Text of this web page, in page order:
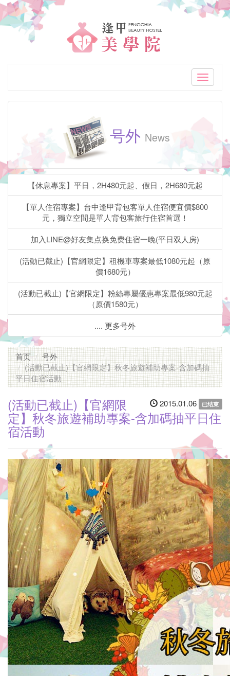
「逢
甲
院
高
CP
值
精
住
宿
主
题
套
房」
步
行
5-
10
分
即
达
最
热
闹
的
逢
甲
夜
市,
Toggle
号外 News
【休息專案】平日，2H480元起、假日，2H680元起
【單人住宿專案】台中逢甲背包客單人住宿便宜價$800
元，獨立空間是單人背包客旅行住宿首選！
加入LINE@好友集点换免费住宿一晚(平日双人房)
(活動已截止)【官網限定】租機車專案最低1080元起（原
價1680元）
(活動已截止)【官網限定】粉絲專屬優惠專案最低980元起
（原價1580元）
.... 更多号外
首页
号外
(活動已截止)【官網限定】秋冬旅遊補助專案-含加碼抽
平日住宿活動
2015.01.06 已结束
(活動已截止)【官網限
定】秋冬旅遊補助專案-含加碼抽平日住
宿活動